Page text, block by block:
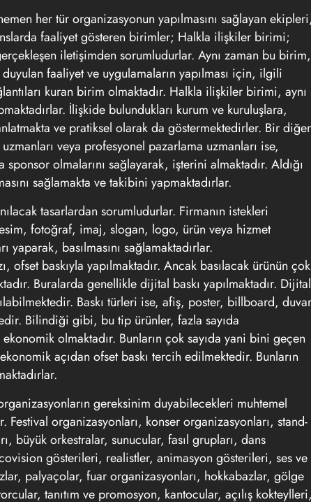
her tür organizasyonun yapılmasını sağlayan
faaliyet gösteren birimler; Halkla ilişkiler birimi;
iletişimden sorumludurlar. Aynı zaman bu birim,
faaliyet ve uygulamaların yapılması için, ilgili
kuran birim olmaktadır. Halkla ilişkiler birimi, aynı
İlişkide bulundukları kurum ve kuruluşlara,
ve pratiksel olarak da göstermektedirler. Bir diğer
veya profesyonel pazarlama uzmanları ise,
olmalarını sağlayarak, işterini almaktadır. Aldığı
sağlamakta ve takibini yapmaktadırlar.
tasarlardan sorumludurlar. Firmanın istekleri
fotoğraf, imaj, slogan, logo, ürün veya hizmet
yaparak, basılmasını sağlamaktadırlar.
baskıyla yapılmaktadır. Ancak basılacak ürünün çok
Buralarda genellikle dijital baskı yapılmaktadır. Dijital
Baskı türleri ise, afiş, poster, billboard, duvar
Bilindiği gibi, bu tip ürünler, fazla sayıda
olmaktadır. Bunların çok sayıda yani bini geçen
açıdan ofset baskı tercih edilmektedir. Bunların
gereksinim duyabilecekleri muhtemel
organizasyonları, konser organizasyonları, stand-
büyük orkestralar, sunucular, fasıl grupları, dans
gösterileri, realistler, animasyon gösterileri, ses ve
palyaçolar, fuar organizasyonları, hokkabazlar, gölge
tanıtım ve promosyon, kantocular, açılış